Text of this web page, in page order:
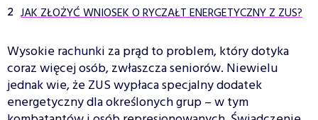
JAK ZŁOŻYĆ WNIOSEK O RYCZAŁT ENERGETYCZNY Z ZUS?
Wysokie rachunki za prąd to problem, który dotyka
coraz więcej osób, zwłaszcza seniorów. Niewielu
jednak wie, że ZUS wypłaca specjalny dodatek
energetyczny dla określonych grup – w tym